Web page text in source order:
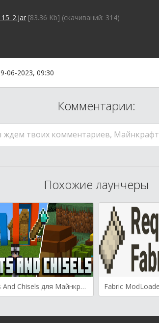
[83.36 Kb] (cкачиваний: 314)
06-2023, 09:30
Комментарии:
твоих комментариев,
Похожие лаунчеры
Bits And Chisels для Майнкрафт [1.19.4, 1.19.2, 1.18.2]